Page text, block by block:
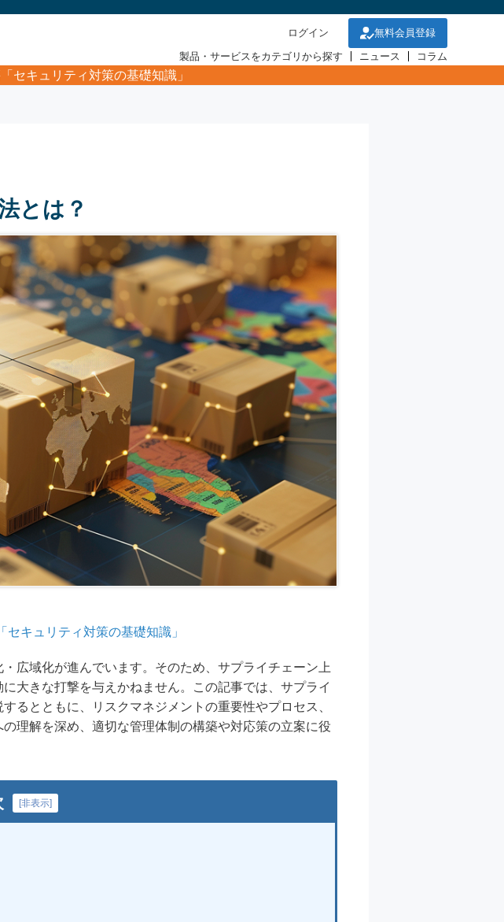
ログイン
無料会員登録
製品・サービスをカテゴリから探す
ニュース コラム
セキュリティ対策の基礎知識」
とは？
キュリティ対策の基礎知識」
広域化が進んでいます。そのため、サプライチェーン上
大きな打撃を与えかねません。この記事では、サプライ
るとともに、リスクマネジメントの重要性やプロセス、
理解を深め、適切な管理体制の構築や対応策の立案に役
[非表示]